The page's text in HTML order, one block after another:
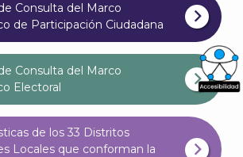
Consulta del Marco
de Participación Ciudadana
Consulta del Marco
Electoral
de los 33 Distritos
Locales que conforman la